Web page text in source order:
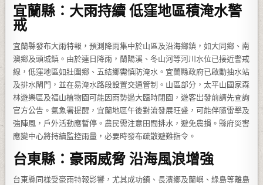
宜蘭縣：大雨持續 低窪地區積淹水警
戒
宜蘭縣發布大雨特報，預測降雨集中於山區及沿海鄉鎮，如大同鄉、南
澳鄉及頭城鎮。由於連日降雨，蘭陽溪、冬山河等河川水位已接近警戒
線，低窪地區如壯圍鄉、五結鄉需慎防淹水。宜蘭縣政府已啟動抽水站
及排水閘門，並在易淹水路段設置交通管制。山區部分，太平山國家森
林遊樂區及福山植物園可能因雨勢過大臨時閉園，遊客出發前請先查詢
官方公告。氣象署提醒，宜蘭地區午後對流發展旺盛，可能伴隨雷擊及
強陣風，戶外活動應暫停。農民需注意田間排水，避免農損。縣府災害
應變中心將持續監控雨量，必要時發布疏散避難指令。
台東縣：豪雨威脅 沿海風浪增強
台東縣同樣受豪雨特報影響，尤其成功鎮、長濱鄉及蘭嶼、綠島等離島